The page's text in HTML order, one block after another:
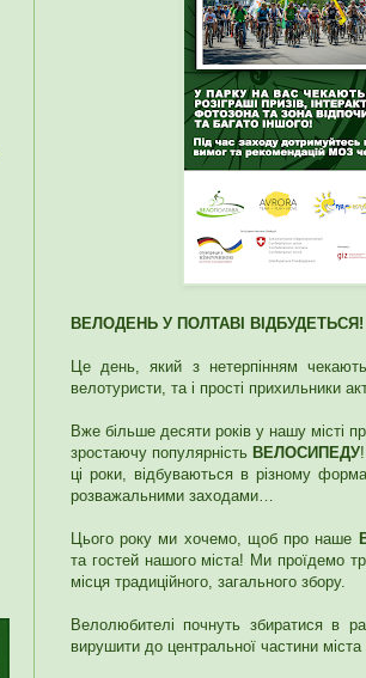
ВЕЛОДЕНЬ У ПОЛТАВІ ВІДБУДЕТЬСЯ!
Це день, який з нетерпінням
велотуристи, та і прості прихильники
Вже більше десяти років у нашу місті
зростаючу популярністьВЕЛОСИПЕДУ
ці роки, відбуваються в різному
розважальними заходами…
Цього року ми хочемо, щоб про наше
та гостей нашого міста! Ми проїдемо
місця традиційного, загального збору.
Велолюбителі почнуть збиратися в
вирушити до центральної частини